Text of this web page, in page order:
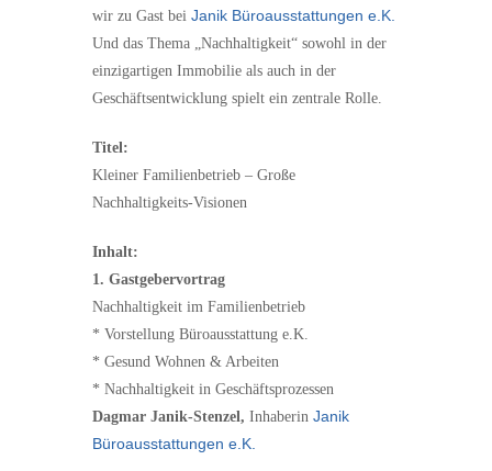
wir zu Gast bei Janik Büroausstattungen e.K.
Und das Thema „Nachhaltigkeit“ sowohl in der
einzigartigen Immobilie als auch in der
Geschäftsentwicklung spielt ein zentrale Rolle.
Titel:
Kleiner Familienbetrieb – Große
Nachhaltigkeits-Visionen
Inhalt:
1. Gastgebervortrag
Nachhaltigkeit im Familienbetrieb
* Vorstellung Büroausstattung e.K.
* Gesund Wohnen & Arbeiten
* Nachhaltigkeit in Geschäftsprozessen
Dagmar Janik-Stenzel, Inhaberin Janik
Büroausstattungen e.K.